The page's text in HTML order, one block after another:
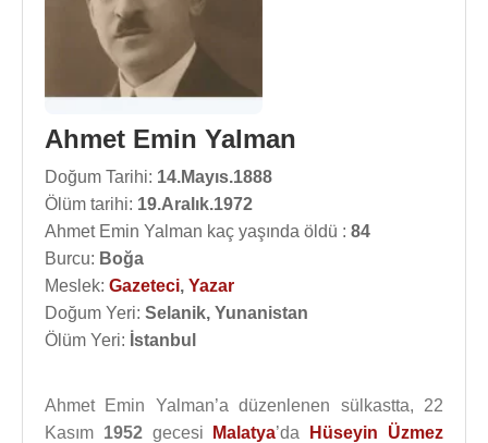
Ahmet Emin Yalman
Doğum Tarihi: 14.Mayıs.1888
Ölüm tarihi: 19.Aralık.1972
Ahmet Emin Yalman kaç yaşında öldü : 84
Burcu: Boğa
Meslek: Gazeteci, Yazar
Doğum Yeri: Selanik, Yunanistan
Ölüm Yeri: İstanbul
Ahmet Emin Yalman’a düzenlenen sülkastta, 22
Kasım 1952gecesi Malatya’da
Hüseyin Üzmez